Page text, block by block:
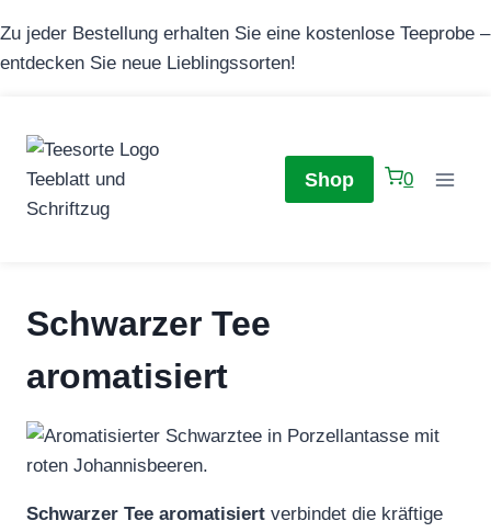
Inhalt
springen
Zu jeder Bestellung erhalten Sie eine kostenlose Teeprobe –
entdecken Sie neue Lieblingssorten!
Shop 0
Schwarzer Tee
aromatisiert
Schwarzer Tee aromatisiert verbindet die kräftige